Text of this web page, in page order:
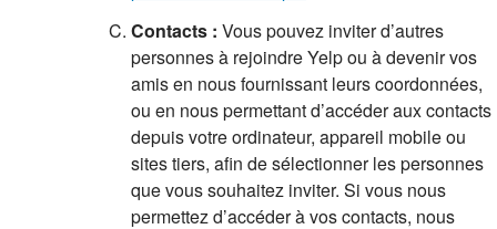
Contacts : Vous pouvez inviter d’autres
personnes à rejoindre Yelp ou à devenir vos
amis en nous fournissant leurs coordonnées,
ou en nous permettant d’accéder aux contacts
depuis votre ordinateur, appareil mobile ou
sites tiers, afin de sélectionner les personnes
que vous souhaitez inviter. Si vous nous
permettez d’accéder à vos contacts, nous